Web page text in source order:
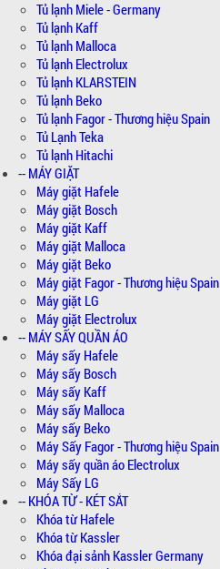
Tủ lạnh Miele - Germany
Tủ lạnh Kaff
Tủ lạnh Malloca
Tủ lạnh Electrolux
Tủ lạnh KLARSTEIN
Tủ lạnh Beko
Tủ lạnh Fagor - Thương hiệu Spain
Tủ Lạnh Teka
Tủ lạnh Hitachi
-- MÁY GIẶT
Máy giặt Hafele
Máy giặt Bosch
Máy giặt Kaff
Máy giặt Malloca
Máy giặt Beko
Máy giặt Fagor - Thương hiệu Spain
Máy giặt LG
Máy giặt Electrolux
-- MÁY SẤY QUẦN ÁO
Máy sấy Hafele
Máy sấy Bosch
Máy sấy Kaff
Máy sấy Malloca
Máy sấy Beko
Máy Sấy Fagor - Thương hiệu Spain
Máy sấy quần áo Electrolux
Máy Sấy LG
-- KHÓA TỪ - KÉT SẮT
Khóa từ Hafele
Khóa từ Kassler
Khóa đại sảnh Kassler Germany